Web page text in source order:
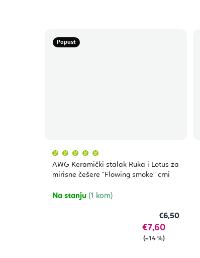
Popust
AWG Keramički stalak Ruka i Lotus za
mirisne češere "Flowing smoke" crni
proizvoda
je
5,0
zvjezdica.
Na stanju (1 kom)
€6,50
€7,60
(–14 %)